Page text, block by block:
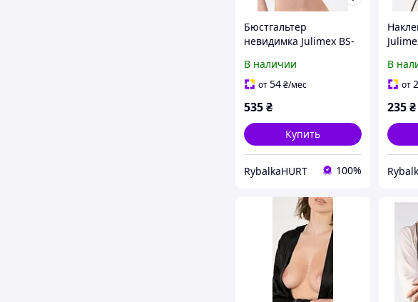
Бюстгальтер
невидимка Julimex BS-
В наличии
от54₴/мес
535₴
Купить
RybalkaHURT 100%
В
от
235₴